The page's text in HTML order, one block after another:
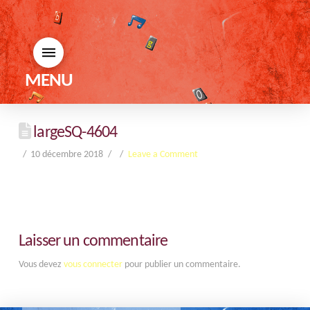
MENU
largeSQ-4604
10 décembre 2018 Leave a Comment
Laisser un commentaire
Vous devez vous connecterpour publier un commentaire.